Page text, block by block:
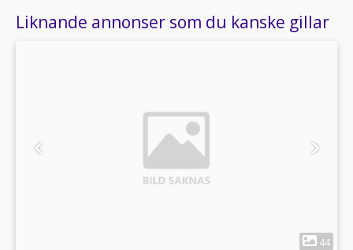
Liknande annonser som du kanske gillar
44